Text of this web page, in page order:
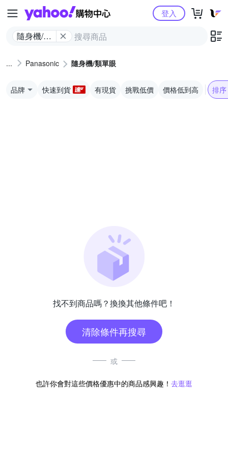
Yahoo購物中心
隨身機/類
登入
Panasonic 隨身機/類單眼
品牌 快速到貨 有現貨 挑戰低價 價格低到高 排序
找不到商品嗎？換換其他條件吧！
清除條件再搜尋
或
也許你會對這些價格優惠中的商品感興趣！ 去逛逛